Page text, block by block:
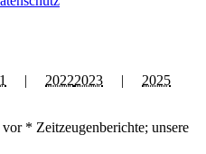
| 20222023 | 2025
* Zeitzeugenberichte; unsere